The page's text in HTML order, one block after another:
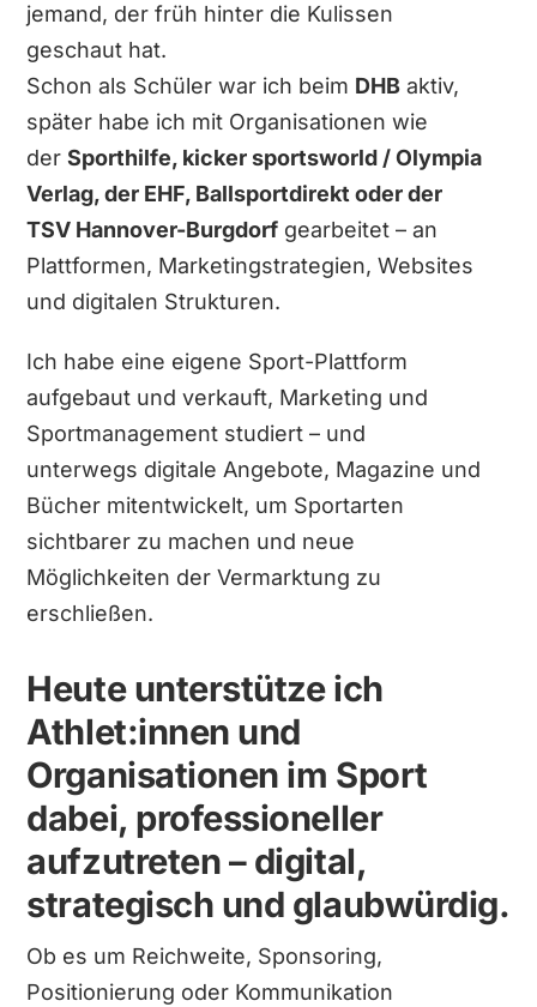
jemand, der früh hinter die Kulissen
geschaut hat.
Schon als Schüler war ich beim DHB aktiv,
später habe ich mit Organisationen wie
derSporthilfe, kicker sportsworld / Olympia
Verlag, der EHF, Ballsportdirekt oder der
TSV Hannover-Burgdorf gearbeitet – an
Plattformen, Marketingstrategien, Websites
und digitalen Strukturen.
Ich habe eine eigene Sport-Plattform
aufgebaut und verkauft, Marketing und
Sportmanagement studiert – und
unterwegs digitale Angebote, Magazine und
Bücher mitentwickelt, um Sportarten
sichtbarer zu machen und neue
Möglichkeiten der Vermarktung zu
erschließen.
Heute unterstütze ich
Athlet:innen und
Organisationen im Sport
dabei, professioneller
aufzutreten – digital,
strategisch und glaubwürdig.
Ob es um Reichweite, Sponsoring,
Positionierung oder Kommunikation